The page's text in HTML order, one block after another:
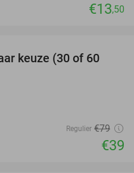
€13,50
51%
keuze (30 of 60
Regulier €79
€39